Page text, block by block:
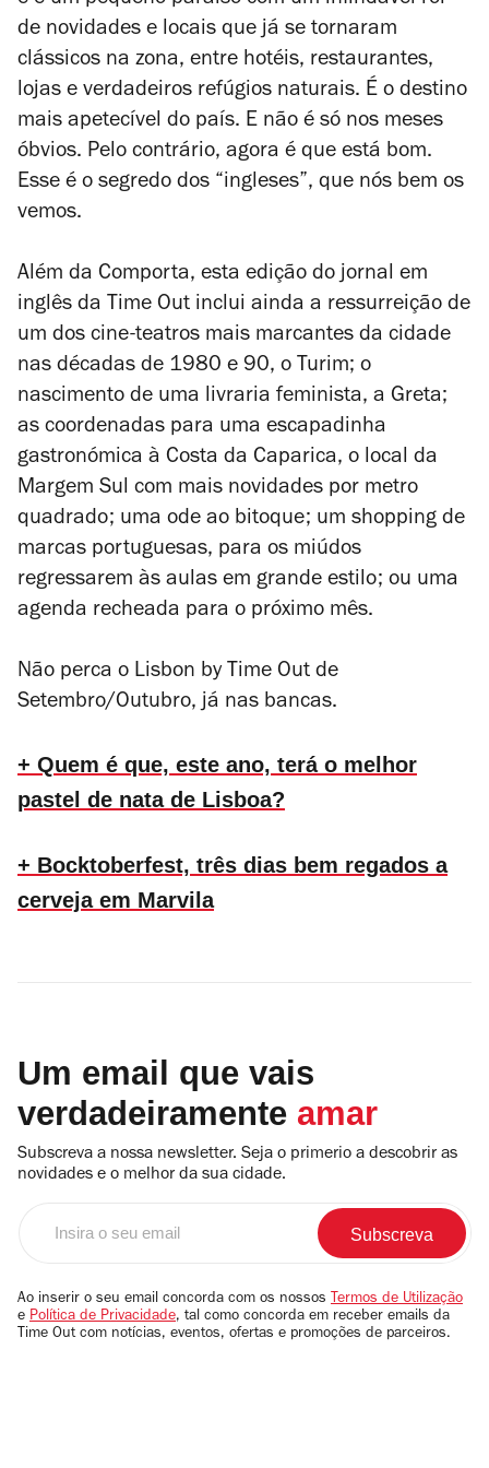
de novidades e locais que já se tornaram
clássicos na zona, entre hotéis, restaurantes,
lojas e verdadeiros refúgios naturais. É o destino
mais apetecível do país. E não é só nos meses
óbvios. Pelo contrário, agora é que está bom.
Esse é o segredo dos “ingleses”, que nós bem os
vemos.
Além da Comporta, esta edição do jornal em
inglês da Time Out inclui ainda a ressurreição de
um dos cine-teatros mais marcantes da cidade
nas décadas de 1980 e 90, o Turim; o
nascimento de uma livraria feminista, a Greta;
as coordenadas para uma escapadinha
gastronómica à Costa da Caparica, o local da
Margem Sul com mais novidades por metro
quadrado; uma ode ao bitoque; um shopping de
marcas portuguesas, para os miúdos
regressarem às aulas em grande estilo; ou uma
agenda recheada para o próximo mês.
Não perca o Lisbon by Time Out de
Setembro/Outubro, já nas bancas.
+ Quem é que, este ano, terá o melhor
pastel de nata de Lisboa?
+ Bocktoberfest, três dias bem regados a
cerveja em Marvila
Um email que vais
verdadeiramente amar
Subscreva a nossa newsletter. Seja o primerio a descobrir as
novidades e o melhor da sua cidade.
email
Ao inserir o seu email concorda com os nossos Termos de Utilização
e Política de Privacidade, tal como concorda em receber emails da
Time Out com notícias, eventos, ofertas e promoções de parceiros.